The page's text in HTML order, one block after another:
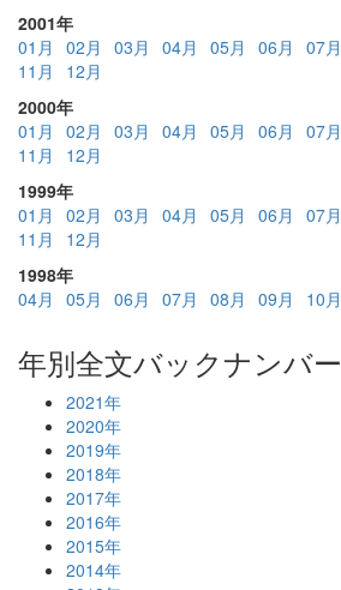
2001年
01月
02月 03月 04月 05月 06月 07月
11月
12月
2000年
01月
02月 03月 04月 05月 06月 07月
11月
12月
1999年
01月
02月 03月 04月 05月 06月 07月
11月
12月
1998年
04月
05月 06月 07月 08月 09月 10月
年別全文バックナンバー
2021年
2020年
2019年
2018年
2017年
2016年
2015年
2014年